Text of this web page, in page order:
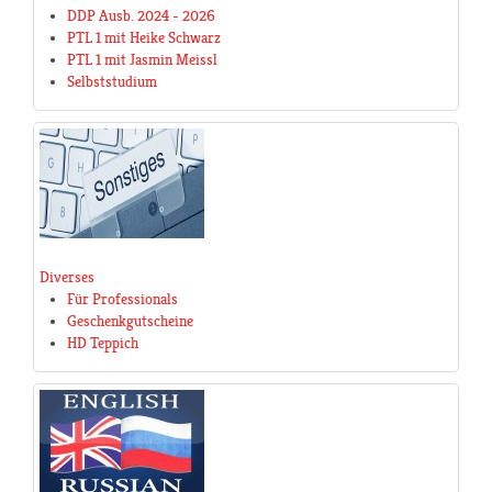
DDP Ausb. 2024 - 2026
PTL 1 mit Heike Schwarz
PTL 1 mit Jasmin Meissl
Selbststudium
Diverses
Für Professionals
Geschenkgutscheine
HD Teppich